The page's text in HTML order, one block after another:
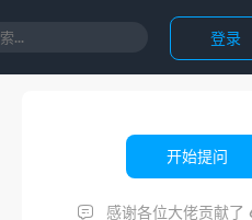
登录
开始提问

感谢各位大佬贡献了